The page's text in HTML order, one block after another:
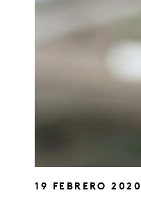
19 FEBRERO 2020